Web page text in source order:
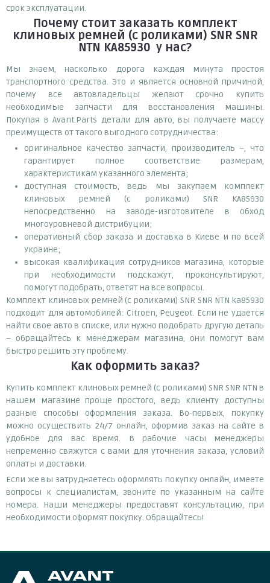
срок эксплуатации.
Почему стоит заказать комплект
клиновых ремней (с роликами) SNR SNR
NTN KA85930 у нас?
Мы знаем, насколько дорога каждая минута простоя
транспортного средства. Это и является основной причиной,
почему все автовладельцы желают срочно купить
необходимые запчасти для восстановления машины.
Покупая в Avant.Parts детали для авто, вы получаете массу
преимуществ от такого выгодного сотрудничества:
оригинальное качество запчасти, производитель –, что
гарантирует полное соответствие размерам,
характеристикам указанного элемента;
доступная стоимость, ведь мы закупаем комплект
клиновых ремней (с роликами) SNR KA85930
непосредственно на заводе-изготовителе в обход
многоуровневой дистрибуции;
оперативный сбор заказа и доставка в Киеве и по всей
Украине;
высокая квалификация сотрудников магазина, которые
при необходимости подскажут, проконсультируют,
помогут подобрать, ответят на все вопросы.
Комплект клиновых ремней (с роликами) SNR SNR NTN ka85930
подходит для автомобилей: Citroen, Peugeot. Если не удается
найти свое авто в списке, или нужно подобрать другую деталь
– обращайтесь к менеджерам магазина, они помогут вам
быстро решить эту проблему.
Как оформить заказ?
Купить комплект клиновых ремней (с роликами) SNR SNR NTN в
нашем магазине проще простого, ведь клиенту доступны
разные способы оформления заказа. Во-первых, покупку
можно осуществить 24/7 онлайн, оформив заказ на сайте в
удобное для вас время. В рабочие часы менеджеры
непременно свяжутся с вами для уточнения заказа, условий
оплаты и доставки.
Если же вы затрудняетесь оформлять покупку онлайн, имеете
вопросы к специалистам, звоните по указанным на сайте
номера. Наши менеджеры предоставят консультацию, при
необходимости оформят покупку. Обращайтесь!